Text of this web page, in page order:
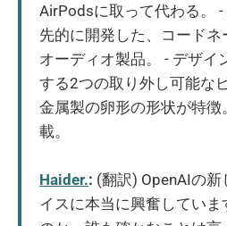
AirPodsに取って代わる。
先的に開発した、コード
オーディオ製品。 - デザイ
する2つの取り外し可能な
金属製の卵形の形状が特徴
載。
Haider.: (翻訳) OpenAIの
イスに本当に興奮してい